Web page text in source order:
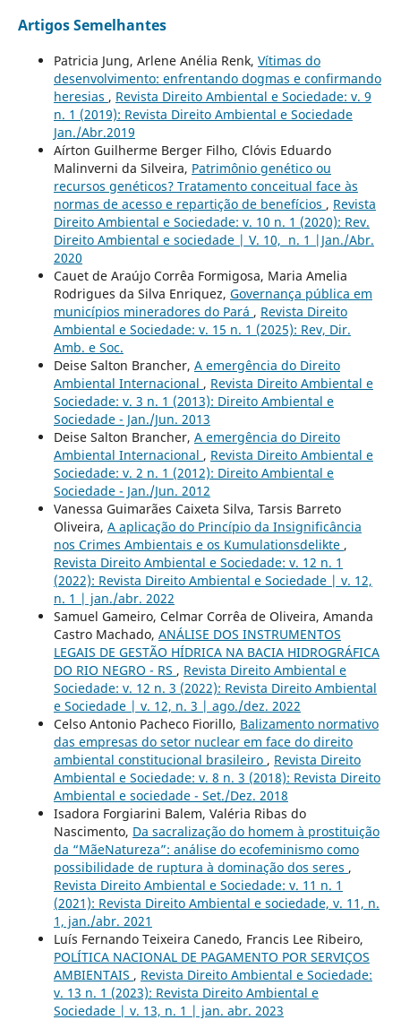
Artigos Semelhantes
Patricia Jung, Arlene Anélia Renk, Vítimas do
desenvolvimento: enfrentando dogmas e confirmando
heresias , Revista Direito Ambiental e Sociedade: v. 9
n. 1 (2019): Revista Direito Ambiental e Sociedade
Jan./Abr.2019
Aírton Guilherme Berger Filho, Clóvis Eduardo
Malinverni da Silveira, Patrimônio genético ou
recursos genéticos? Tratamento conceitual face às
normas de acesso e repartição de benefícios , Revista
Direito Ambiental e Sociedade: v. 10 n. 1 (2020): Rev.
Direito Ambiental e sociedade | V. 10, n. 1 |Jan./Abr.
2020
Cauet de Araújo Corrêa Formigosa, Maria Amelia
Rodrigues da Silva Enriquez, Governança pública em
municípios mineradores do Pará , Revista Direito
Ambiental e Sociedade: v. 15 n. 1 (2025): Rev, Dir.
Amb. e Soc.
Deise Salton Brancher, A emergência do Direito
Ambiental Internacional , Revista Direito Ambiental e
Sociedade: v. 3 n. 1 (2013): Direito Ambiental e
Sociedade - Jan./Jun. 2013
Deise Salton Brancher, A emergência do Direito
Ambiental Internacional , Revista Direito Ambiental e
Sociedade: v. 2 n. 1 (2012): Direito Ambiental e
Sociedade - Jan./Jun. 2012
Vanessa Guimarães Caixeta Silva, Tarsis Barreto
Oliveira, A aplicação do Princípio da Insignificância
nos Crimes Ambientais e os Kumulationsdelikte ,
Revista Direito Ambiental e Sociedade: v. 12 n. 1
(2022): Revista Direito Ambiental e Sociedade | v. 12,
n. 1 | jan./abr. 2022
Samuel Gameiro, Celmar Corrêa de Oliveira, Amanda
Castro Machado, ANÁLISE DOS INSTRUMENTOS
LEGAIS DE GESTÃO HÍDRICA NA BACIA HIDROGRÁFICA
DO RIO NEGRO - RS , Revista Direito Ambiental e
Sociedade: v. 12 n. 3 (2022): Revista Direito Ambiental
e Sociedade | v. 12, n. 3 | ago./dez. 2022
Celso Antonio Pacheco Fiorillo, Balizamento normativo
das empresas do setor nuclear em face do direito
ambiental constitucional brasileiro , Revista Direito
Ambiental e Sociedade: v. 8 n. 3 (2018): Revista Direito
Ambiental e sociedade - Set./Dez. 2018
Isadora Forgiarini Balem, Valéria Ribas do
Nascimento, Da sacralização do homem à prostituição
da “MãeNatureza”: análise do ecofeminismo como
possibilidade de ruptura à dominação dos seres ,
Revista Direito Ambiental e Sociedade: v. 11 n. 1
(2021): Revista Direito Ambiental e sociedade, v. 11, n.
1, jan./abr. 2021
Luís Fernando Teixeira Canedo, Francis Lee Ribeiro,
POLÍTICA NACIONAL DE PAGAMENTO POR SERVIÇOS
AMBIENTAIS , Revista Direito Ambiental e Sociedade:
v. 13 n. 1 (2023): Revista Direito Ambiental e
Sociedade | v. 13, n. 1 | jan. abr. 2023